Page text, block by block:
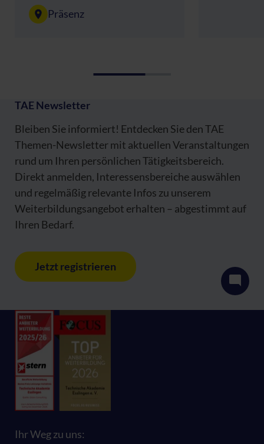
Präsenz
TAE Newsletter
Bleiben Sie informiert! Entdecken Sie den TAE
Themen-Newsletter mit aktuellen Veranstaltungen
rund um Ihren persönlichen Tätigkeitsbereich.
Direkt anmelden, Interessensbereiche auswählen
und regelmäßig relevante Infos zu unserem
Weiterbildungsangebot erhalten – abgestimmt auf
Ihren Bedarf.
Jetzt registrieren
Ihr Weg zu uns: